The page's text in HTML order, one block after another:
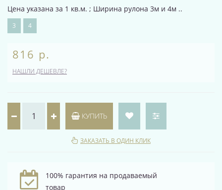
Цена указана за 1 кв.м. ; Ширина рулона 3м и 4м ..
3 4
816 р.
НАШЛИ ДЕШЕВЛЕ?
КУПИТЬ
ЗАКАЗАТЬ В ОДИН КЛИК
100% гарантия на продаваемый
товар